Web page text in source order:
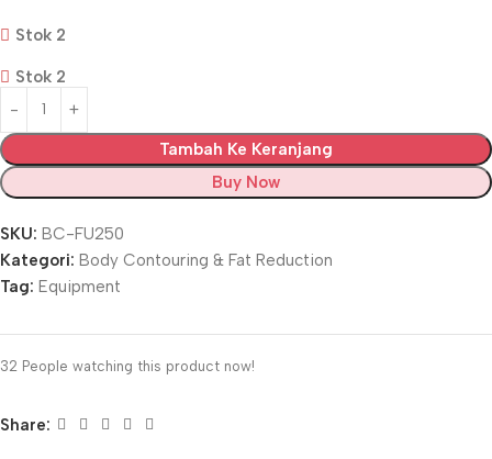
Stok 2
Stok 2
Tambah Ke Keranjang
Buy Now
SKU: BC-FU250
Kategori: Body Contouring & Fat Reduction
Tag: Equipment
32 People watching this product now!
Share: